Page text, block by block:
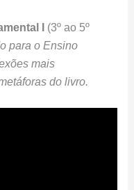
I
(3º ao 5º
para o Ensino
mais
do livro.